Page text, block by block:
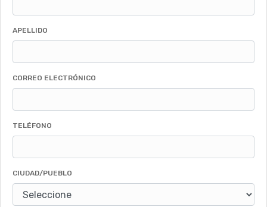
APELLIDO
CORREO ELECTRÓNICO
TELÉFONO
CIUDAD/PUEBLO